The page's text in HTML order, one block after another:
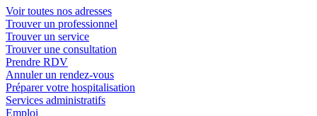
Voir toutes nos adresses
Trouver un professionnel
Trouver un service
Trouver une consultation
Prendre RDV
Annuler un rendez-vous
Préparer votre hospitalisation
Services administratifs
Emploi​